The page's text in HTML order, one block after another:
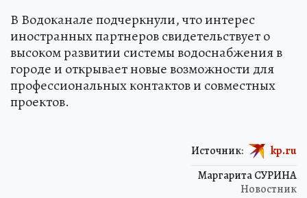
В Водоканале подчеркнули, что интерес
иностранных партнеров свидетельствует о
высоком развитии системы водоснабжения в
городе и открывает новые возможности для
профессиональных контактов и совместных
проектов.
Маргарита СУРИНА
Новостник
Источник: kp.ru